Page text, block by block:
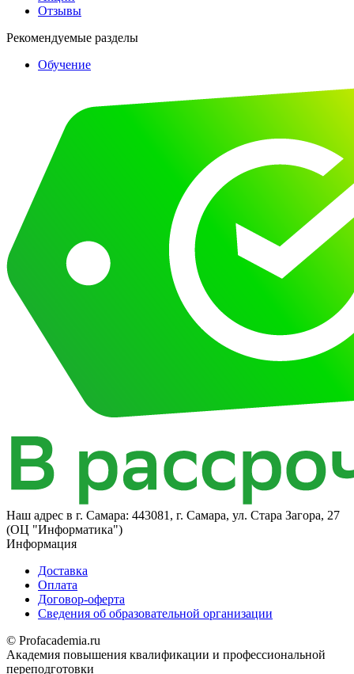
Отзывы
Рекомендуемые разделы
Обучение
Наш адрес в г. Самара: 443081, г. Самара, ул. ​Стара Загора, 27
(ОЦ "Информатика")
Информация
Доставка
Оплата
Договор-оферта
Сведения об образовательной организации
© Profacademia.ru
Академия повышения квалификации и профессиональной
переподготовки